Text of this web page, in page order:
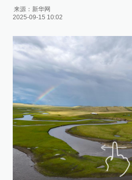
来源： 新华网
2025-09-15 10:02